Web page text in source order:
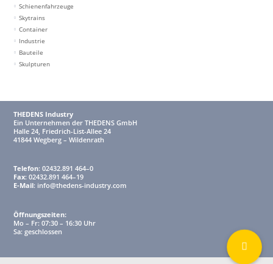
Schienenfahrzeuge
Skytrains
Container
Industrie
Bauteile
Skulpturen
THEDENS Industry
Ein Unternehmen der THEDENS GmbH
Halle 24, Friedrich-List-Allee 24
41844 Wegberg – Wildenrath
Telefon:02432.891 464–0
Fax: 02432.891 464–19
E-Mail: info@thedens-industry.com
Öffnungszeiten:
Mo – Fr: 07:30 – 16:30 Uhr
Sa: geschlossen